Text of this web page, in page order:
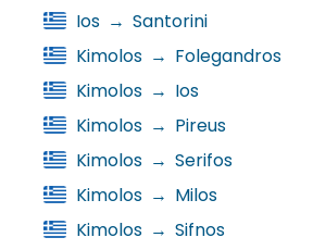
Ios → Santorini
Kimolos → Folegandros
Kimolos → Ios
Kimolos → Pireus
Kimolos → Serifos
Kimolos → Milos
Kimolos → Sifnos